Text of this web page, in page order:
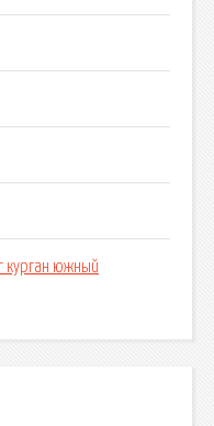
курган южный